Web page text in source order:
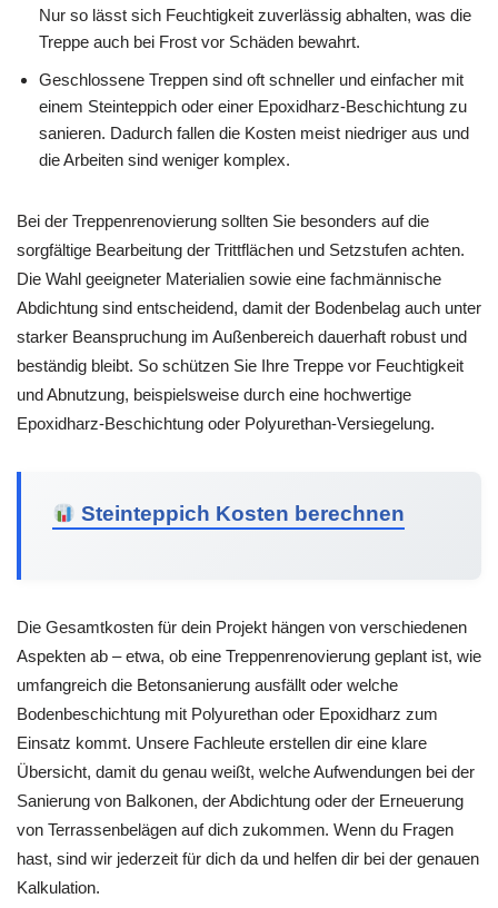
Nur so lässt sich Feuchtigkeit zuverlässig abhalten, was die
Treppe auch bei Frost vor Schäden bewahrt.
Geschlossene Treppen sind oft schneller und einfacher mit
einem Steinteppich oder einer Epoxidharz-Beschichtung zu
sanieren. Dadurch fallen die Kosten meist niedriger aus und
die Arbeiten sind weniger komplex.
Bei der Treppenrenovierung sollten Sie besonders auf die
sorgfältige Bearbeitung der Trittflächen und Setzstufen achten.
Die Wahl geeigneter Materialien sowie eine fachmännische
Abdichtung sind entscheidend, damit der Bodenbelag auch unter
starker Beanspruchung im Außenbereich dauerhaft robust und
beständig bleibt. So schützen Sie Ihre Treppe vor Feuchtigkeit
und Abnutzung, beispielsweise durch eine hochwertige
Epoxidharz-Beschichtung oder Polyurethan-Versiegelung.
Steinteppich Kosten berechnen
Die Gesamtkosten für dein Projekt hängen von verschiedenen
Aspekten ab – etwa, ob eine Treppenrenovierung geplant ist, wie
umfangreich die Betonsanierung ausfällt oder welche
Bodenbeschichtung mit Polyurethan oder Epoxidharz zum
Einsatz kommt. Unsere Fachleute erstellen dir eine klare
Übersicht, damit du genau weißt, welche Aufwendungen bei der
Sanierung von Balkonen, der Abdichtung oder der Erneuerung
von Terrassenbelägen auf dich zukommen. Wenn du Fragen
hast, sind wir jederzeit für dich da und helfen dir bei der genauen
Kalkulation.